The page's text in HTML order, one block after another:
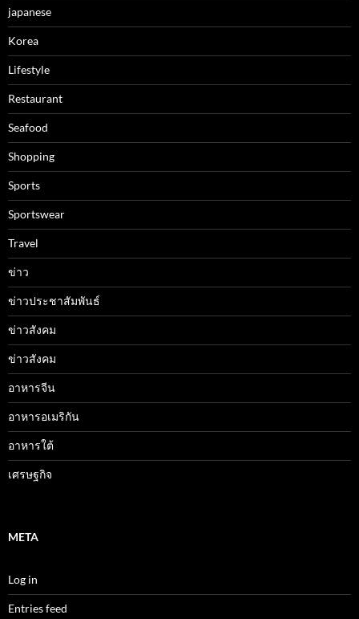
japanese
Korea
Lifestyle
Restaurant
Seafood
Shopping
Sports
Sportswear
Travel
ข่าว
ข่าวประชาสัมพันธ์
ข่าวสังคม
ข่าวสังคม
อาหารจีน
อาหารอเมริกัน
อาหารใต้
เศรษฐกิจ
META
Log in
Entries feed